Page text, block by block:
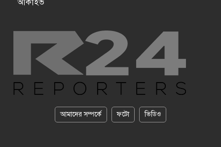
আর্কাইভ
আমাদের সম্পর্কে ফটো ভিডিও